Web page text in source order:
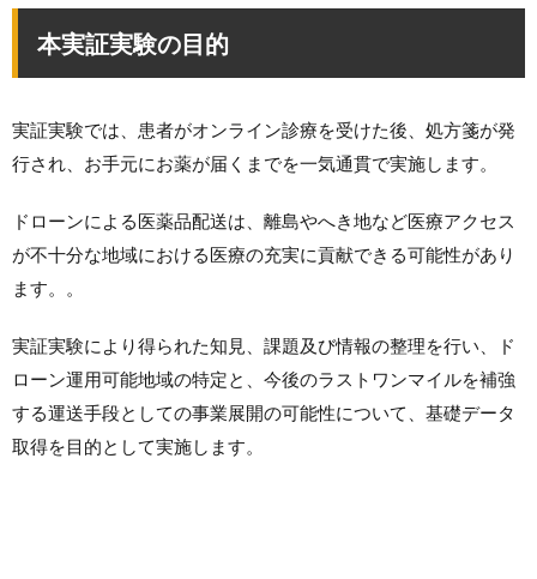
本実証実験の目的
実証実験では、患者がオンライン診療を受けた後、処方箋が発
行され、お手元にお薬が届くまでを一気通貫で実施します。
ドローンによる医薬品配送は、離島やへき地など医療アクセス
が不十分な地域における医療の充実に貢献できる可能性があり
ます。。
実証実験により得られた知見、課題及び情報の整理を行い、ド
ローン運用可能地域の特定と、今後のラストワンマイルを補強
する運送手段としての事業展開の可能性について、基礎データ
取得を目的として実施します。